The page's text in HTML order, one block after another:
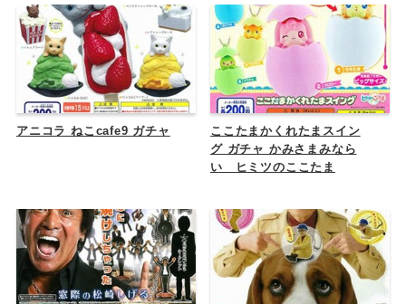
アニコラ ねこcafe9 ガチャ
ここたまかくれたまスイン
グ ガチャ かみさまみなら
い ヒミツのここたま